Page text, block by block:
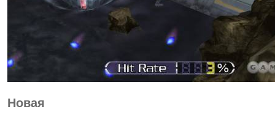
Новая